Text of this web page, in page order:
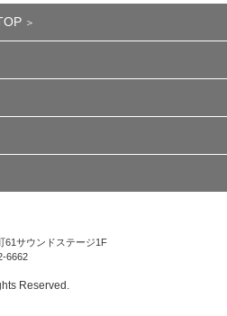
61サウンドステージ1F
6662
Reserved.